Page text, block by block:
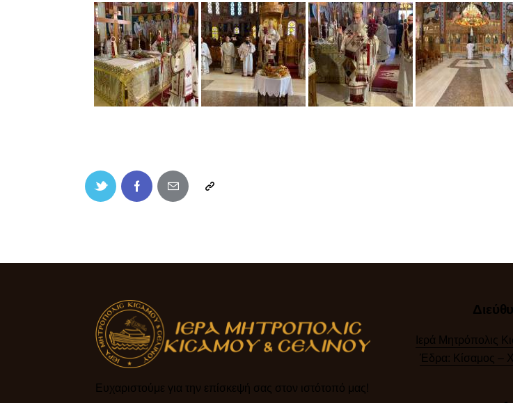
Ευχαριστούμε για την επίσκεψή σας στον ιστότοπό μας!​
Ιερά Μητρόπολις
Έδρα: Κίσαμος –